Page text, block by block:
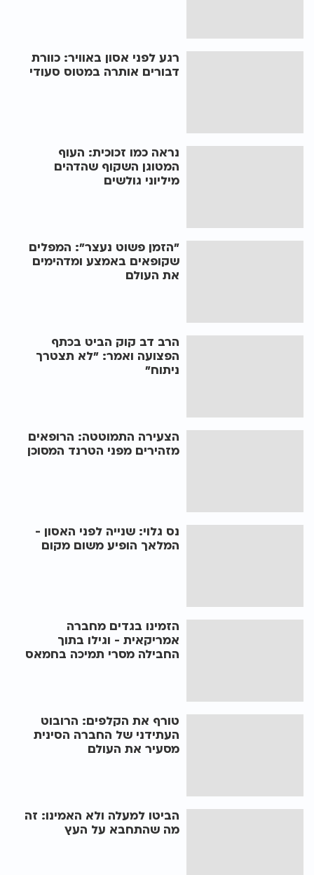
רגע לפני אסון באוויר: כוורת
דבורים אותרה במטוס סעודי
נראה כמו זכוכית: העוף
המטוגן השקוף שהדהים
מיליוני גולשים
"הזמן פשוט נעצר": המפלים
שקופאים באמצע ומדהימים
את העולם
הרב דב קוק הביט בכתף
הפצועה ואמר: "לא תצטרך
ניתוח"
הצעירה התמוטטה: הרופאים
מזהירים מפני הטרנד המסוכן
נס גלוי: שנייה לפני האסון -
המלאך הופיע משום מקום
הזמינו בגדים מחברה
אמריקאית - וגילו בתוך
החבילה מסרי תמיכה בחמאס
טורף את הקלפים: הרובוט
העתידני של החברה הסינית
מסעיר את העולם
הביטו למעלה ולא האמינו: זה
מה שהתחבא על העץ